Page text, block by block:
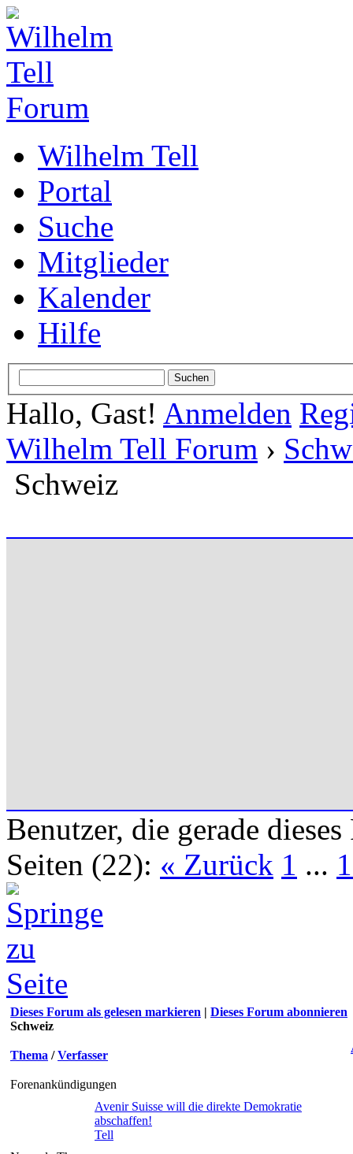
Wilhelm Tell
Portal
Suche
Mitglieder
Kalender
Hilfe
Hallo, Gast! Anmelden
Wilhelm Tell Forum ›
Schweiz
Benutzer, die gerade
Seiten (22): « Zurück 1 ...
Dieses Forum als gelesen markieren | Dieses Forum abonnieren
Schweiz
Thema /Verfasser
Forenankündigungen
Avenir Suisse will die direkte Demokratie
abschaffen!
Tell